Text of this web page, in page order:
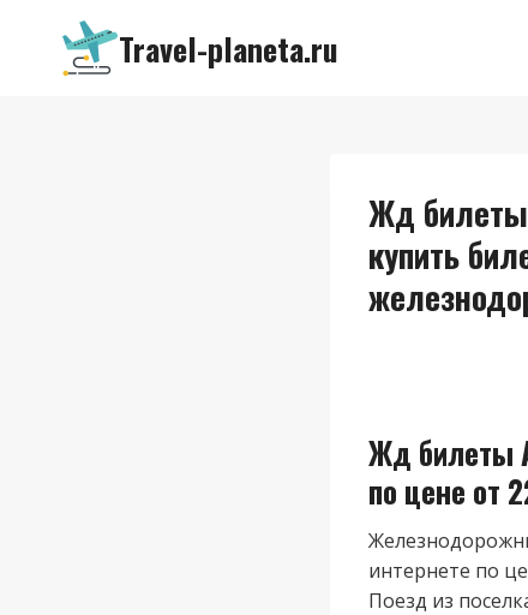
Перейти
содержимому
Travel-planeta.ru
Жд билеты
купить
Жд билеты
по цене от
интернете по
Поезд из